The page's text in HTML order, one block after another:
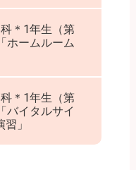
＊1年生（第
ホームルーム
＊1年生（第
バイタルサイ
」